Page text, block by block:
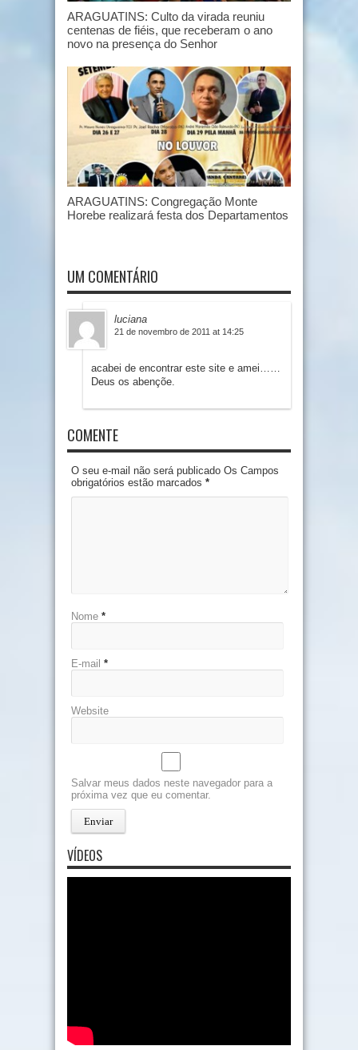
ARAGUATINS: Culto da virada reuniu
centenas de fiéis, que receberam o ano
novo na presença do Senhor
ARAGUATINS: Congregação Monte
Horebe realizará festa dos Departamentos
UM COMENTÁRIO
luciana
21 de novembro de 2011 at 14:25
acabei de encontrar este site e amei……
Deus os abençõe.
COMENTE
O seu e-mail não será publicado Os Campos
obrigatórios estão marcados *
Nome *
E-mail *
Website
Salvar meus dados neste navegador para a
próxima vez que eu comentar.
VÍDEOS